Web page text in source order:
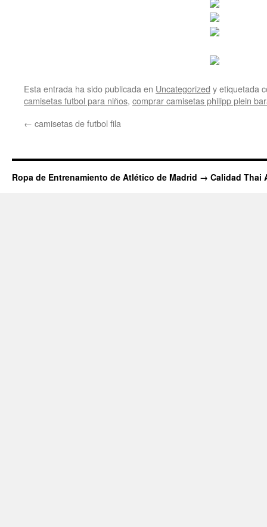
Esta entrada ha sido publicada en Uncategorized y etiquetada
camisetas futbol para niños, comprar camisetas philipp plein
← camisetas de futbol fila
Ropa de Entrenamiento de Atlético de Madrid → Calidad Thai